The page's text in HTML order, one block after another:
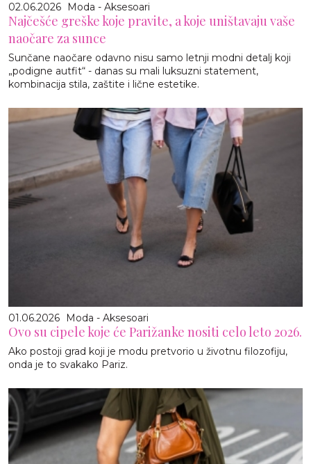
02.06.2026 Moda - Aksesoari
Najčešće greške koje pravite, a koje uništavaju vaše
naočare za sunce
Sunčane naočare odavno nisu samo letnji modni detalj koji
„podigne autfit“ - danas su mali luksuzni statement,
kombinacija stila, zaštite i lične estetike.
01.06.2026 Moda - Aksesoari
Ovo su cipele koje će Parižanke nositi celo leto 2026.
Ako postoji grad koji je modu pretvorio u životnu filozofiju,
onda je to svakako Pariz.